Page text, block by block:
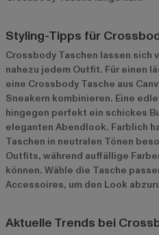
Styling-Tipps für
Crossbody Taschen lassen sich
nahezu jedem Outfit. Für einen
eine Crossbody Tasche aus
Sneakern kombinieren. Eine
hingegen perfekt ein schickes
eleganten Abendlook. Farblich
Taschen in neutralen Tönen
Outfits, während auffällige
können. Wähle die Tasche
Accessoires, um den Look
Aktuelle Trends bei